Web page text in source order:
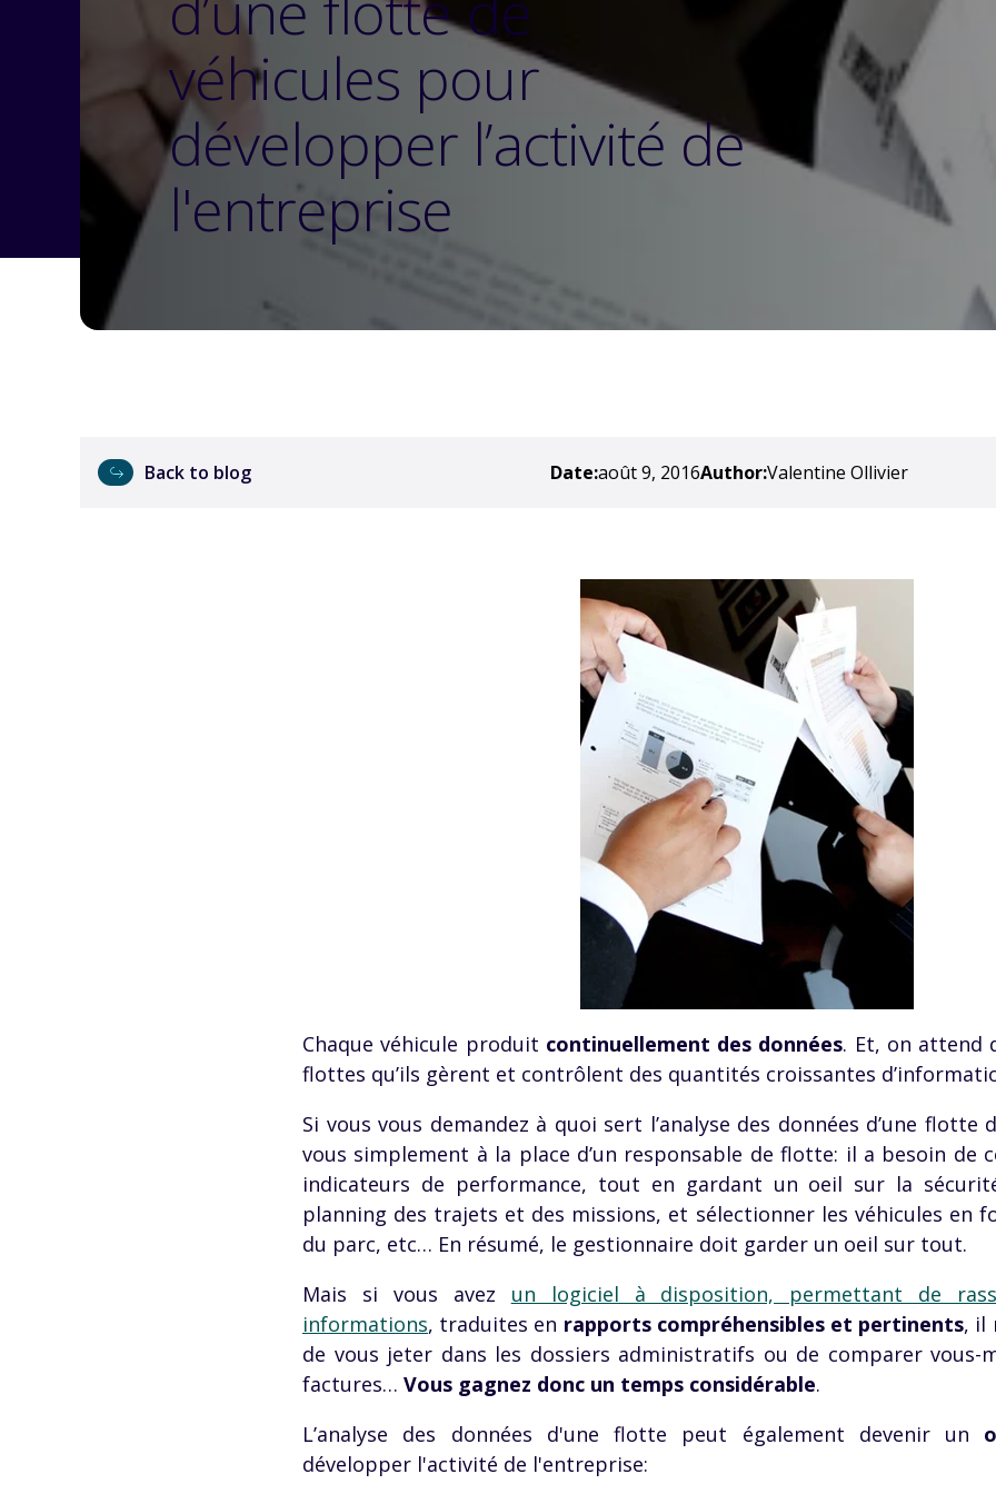
véhicules pour
développer l’activité de
l'entreprise
Back to blog Date:août 9, 2016Author:Valentine Ollivier
Chaque véhicule produit continuellement des données. Et, on attend
flottes qu’ils gèrent et contrôlent des quantités croissantes
Si vous vous demandez à quoi sert l’analyse des données d’une flotte
vous simplement à la place d’un responsable de flotte: il a besoin de
indicateurs de performance, tout en gardant un oeil sur la
planning des trajets et des missions, et sélectionner les véhicules en
du parc, etc… En résumé, le gestionnaire doit garder un oeil sur tout.
Mais si vous avez un logiciel à disposition, permettant de
informations, traduites en rapports compréhensibles et pertinents, il
de vous jeter dans les dossiers administratifs ou de comparer vous-
factures… Vous gagnez donc un temps considérable.
L’analyse des données d'une flotte peut également devenir un
développer l'activité de l'entreprise: